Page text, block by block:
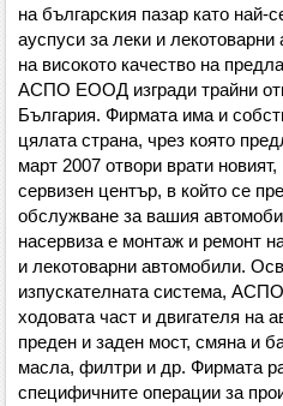
на българския пазар като най-
ауспуси за леки и
на високото качество на
АСПО ЕООД изгради трайни
България. Фирмата има и
цялата страна, чрез която
март 2007 отвори врати
сервизен център, в който се
обслужване за вашия
насервиза е монтаж и ремонт
и лекотоварни автомобили.
изпускателната система,
ходовата част и двигателя на
преден и заден мост, смяна и
масла, филтри и др. Фирмата
специфичните операции за